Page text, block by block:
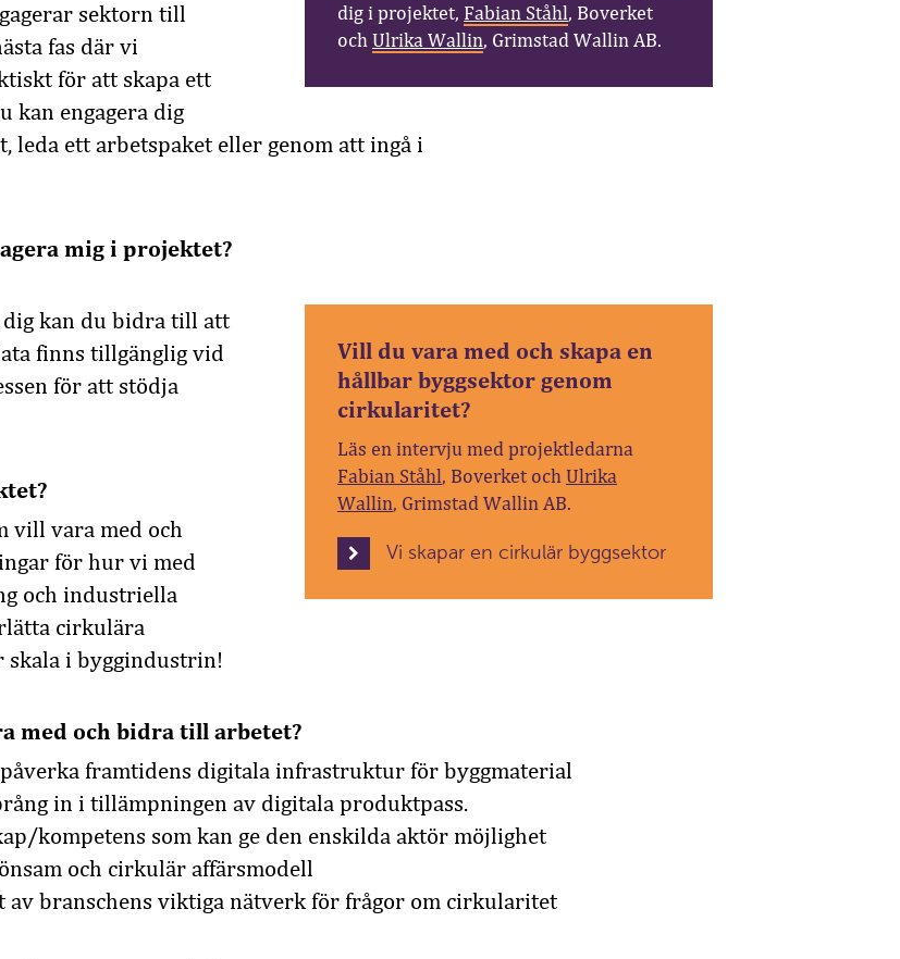
dig i projektet, Fabian Ståhl, Boverket
och Ulrika Wallin, Grimstad Wallin AB.
sektorn till
fas där vi
för att skapa ett
kan engagera dig
leda ett arbetspaket eller genom att ingå i
mig i projektet?
Vill du vara med och skapa en
hållbar byggsektor genom
cirkularitet?
Läs en intervju med projektledarna
Fabian Ståhl, Boverket och Ulrika
Wallin, Grimstad Wallin AB.
Vi skapar en cirkulär byggsektor
dig kan du bidra till att
finns tillgänglig vid
för att stödja
vill vara med och
för hur vi med
och industriella
cirkulära
i byggindustrin!
med och bidra till arbetet?
framtidens digitala infrastruktur för byggmaterial
in i tillämpningen av digitala produktpass.
kompetens som kan ge den enskilda aktör möjlighet
och cirkulär affärsmodell
av branschens viktiga nätverk för frågor om cirkularitet